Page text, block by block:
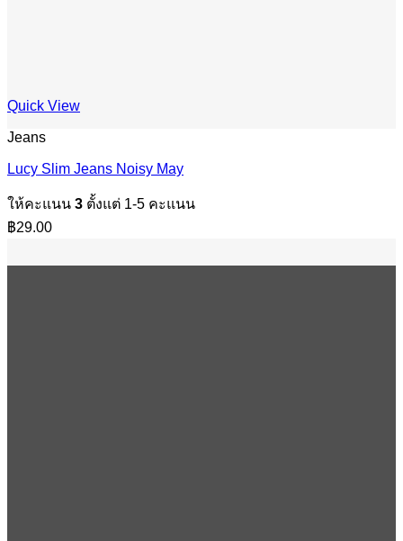
Quick View
Jeans
Lucy Slim Jeans Noisy May
ให้คะแนน 3 ตั้งแต่ 1-5 คะแนน
฿29.00